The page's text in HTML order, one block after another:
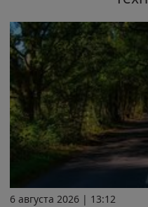
6 августа 2026 | 13:12